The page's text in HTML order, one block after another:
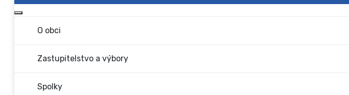
O obci
Zastupitelstvo a výbory
Spolky